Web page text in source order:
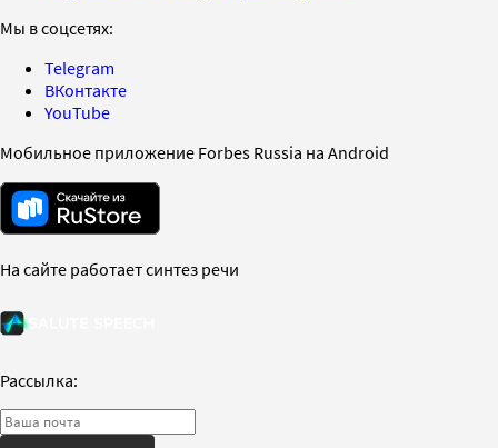
Мы в соцсетях:
Telegram
ВКонтакте
YouTube
Мобильное приложение Forbes Russia на Android
На сайте работает синтез речи
Рассылка: